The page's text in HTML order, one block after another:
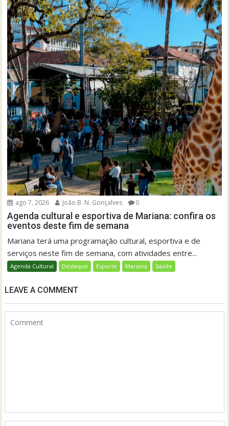
ago 7, 2026 João B. N. Gonçalves 0
Agenda cultural e esportiva de Mariana: confira os
eventos deste fim de semana
Mariana terá uma programação cultural, esportiva e de
serviços neste fim de semana, com atividades entre...
Agenda Cultural Destaque Esporte Mariana Saúde
LEAVE A COMMENT